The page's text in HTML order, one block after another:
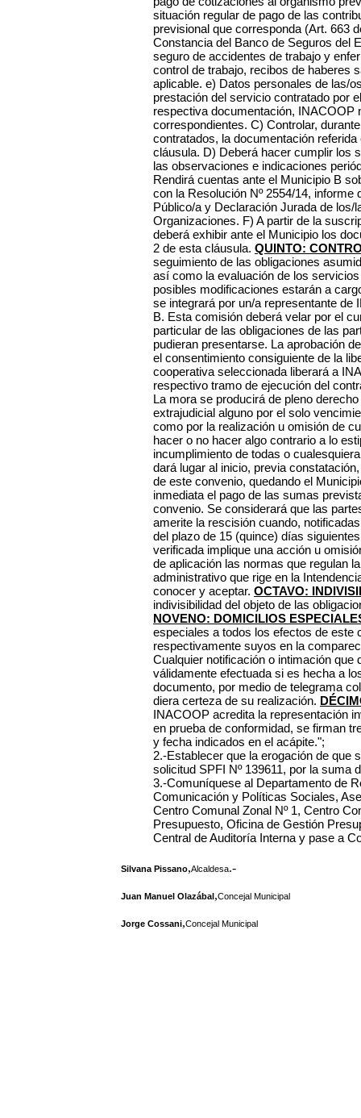
situación regular de pago de las
previsional que corresponda (Art. 663
Constancia del Banco de Seguros del
seguro de accidentes de trabajo y
control de trabajo, recibos de haberes
aplicable. e) Datos personales de las/
prestación del servicio contratado por
respectiva documentación, INACOOP
correspondientes. C) Controlar,
contratados, la documentación
cláusula. D) Deberá hacer cumplir los
las observaciones e indicaciones
Rendirá cuentas ante el Municipio B
con la Resolución Nº 2554/14,
Público/a y Declaración Jurada de los/
Organizaciones. F) A partir de la
deberá exhibir ante el Municipio los
2 de esta cláusula. QUINTO:
seguimiento de las obligaciones
así como la evaluación de los
posibles modificaciones estarán a
se integrará por un/a representante de
B. Esta comisión deberá velar por el
particular de las obligaciones de las
pudieran presentarse. La aprobación
el consentimiento consiguiente de la
cooperativa seleccionada liberará a
respectivo tramo de ejecución del
La mora se producirá de pleno
extrajudicial alguno por el solo
como por la realización u omisión de
hacer o no hacer algo contrario a lo
incumplimiento de todas o
dará lugar al inicio, previa
de este convenio, quedando el
inmediata el pago de las sumas
convenio. Se considerará que las
amerite la rescisión cuando,
del plazo de 15 (quince) días
verificada implique una acción u
de aplicación las normas que regulan
administrativo que rige en la
conocer y aceptar. OCTAVO:
indivisibilidad del objeto de las
NOVENO: DOMICILIOS
especiales a todos los efectos de este
respectivamente suyos en la
Cualquier notificación o intimación
válidamente efectuada si es hecha a
documento, por medio de telegrama
diera certeza de su realización.
INACOOP acredita la representación
en prueba de conformidad, se firman
y fecha indicados en el acápite.";
2.-Establecer que la erogación de que
solicitud SPFI Nº 139611, por la suma
3.-Comuníquese al Departamento de
Comunicación y Políticas Sociales,
Centro Comunal Zonal Nº 1, Centro
Presupuesto, Oficina de Gestión
Central de Auditoría Interna y pase a
Silvana Pissano,Alcaldesa.-
Juan Manuel Olazábal,Concejal Municipal
Jorge Cossani,Concejal Municipal